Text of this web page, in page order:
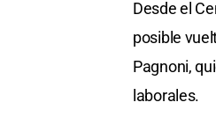
Desde el
posible
Pagnoni,
laborales.